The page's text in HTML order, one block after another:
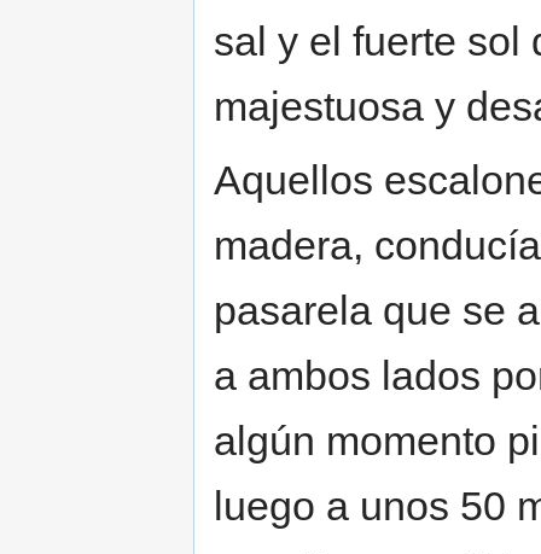
sal y el fuerte sol
majestuosa y
Aquellos
madera,
pasarela que se
a ambos lados
algún momento
luego a unos 50